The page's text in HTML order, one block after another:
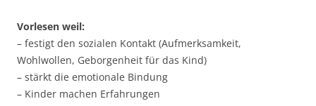
Vorlesen weil:
– festigt den sozialen Kontakt (Aufmerksamkeit,
Wohlwollen, Geborgenheit für das Kind)
– stärkt die emotionale Bindung
– Kinder machen Erfahrungen